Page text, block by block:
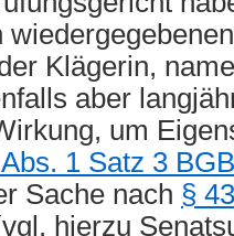
Klägerin,
aber
um
1 Satz 3 BGB
Sache nach §
hierzu